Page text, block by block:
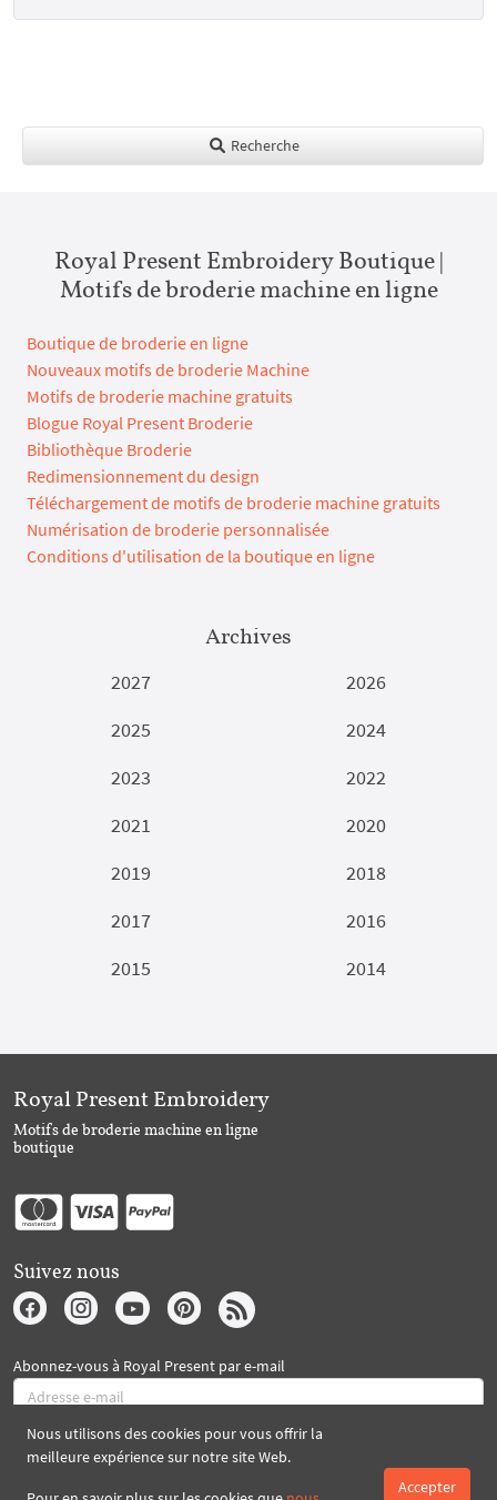
Recherche
Royal Present Embroidery Boutique |
Motifs de broderie machine en ligne
Boutique de broderie en ligne
Nouveaux motifs de broderie Machine
Motifs de broderie machine gratuits
Blogue Royal Present Broderie
Bibliothèque Broderie
Redimensionnement du design
Téléchargement de motifs de broderie machine gratuits
Numérisation de broderie personnalisée
Conditions d'utilisation de la boutique en ligne
Archives
2027
2026
2025
2024
2023
2022
2021
2020
2019
2018
2017
2016
2015
2014
Nous utilisons des cookies pour vous offrir la
meilleure expérience sur notre site Web.
Accepter
Royal Present Embroidery
Motifs de broderie machine en ligne
boutique
Suivez nous
Abonnez-vous à Royal Present par e-mail
S'abonner